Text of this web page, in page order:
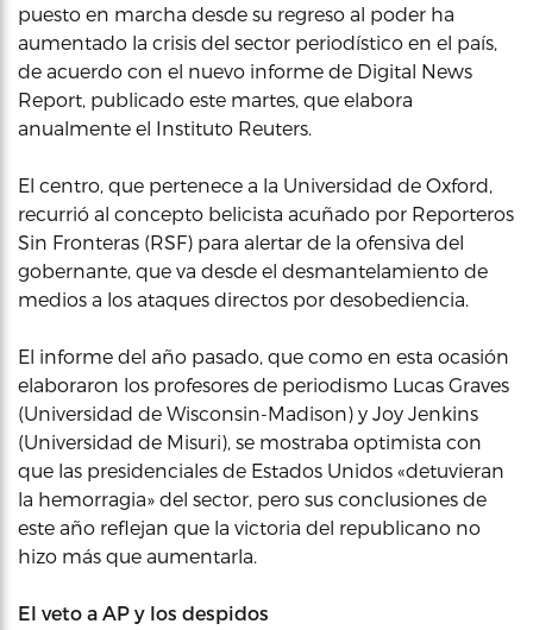
puesto en marcha desde su regreso al poder ha
aumentado la crisis del sector periodístico en el país,
de acuerdo con el nuevo informe de Digital News
Report, publicado este martes, que elabora
anualmente el Instituto Reuters.
El centro, que pertenece a la Universidad de Oxford,
recurrió al concepto belicista acuñado por Reporteros
Sin Fronteras (RSF) para alertar de la ofensiva del
gobernante, que va desde el desmantelamiento de
medios a los ataques directos por desobediencia.
El informe del año pasado, que como en esta ocasión
elaboraron los profesores de periodismo Lucas Graves
(Universidad de Wisconsin-Madison) y Joy Jenkins
(Universidad de Misuri), se mostraba optimista con
que las presidenciales de Estados Unidos «detuvieran
la hemorragia» del sector, pero sus conclusiones de
este año reflejan que la victoria del republicano no
hizo más que aumentarla.
El veto a AP y los despidos